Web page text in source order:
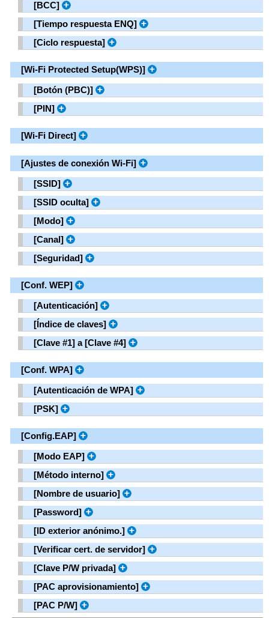
[BCC]
[Tiempo respuesta ENQ]
[Ciclo respuesta]
[Wi-Fi Protected Setup(WPS)]
[Botón (PBC)]
[PIN]
[Wi-Fi Direct]
[Ajustes de conexión Wi-Fi]
[SSID]
[SSID oculta]
[Modo]
[Canal]
[Seguridad]
[Conf. WEP]
[Autenticación]
[ Índice de claves]
[Clave #1] a [Clave #4]
[Conf. WPA]
[Autenticación de WPA]
[PSK]
[Config.EAP]
[Modo EAP]
[Método interno]
[Nombre de usuario]
[Password]
[ ID exterior anónimo.]
[Verificar cert. de servidor]
[Clave P/W privada]
[PAC aprovisionamiento]
[PAC P/W]